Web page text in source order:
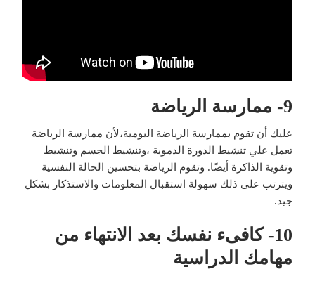
9- ممارسة الرياضة
عليك أن تقوم بممارسة الرياضة اليومية،لأن ممارسة الرياضة
تعمل علي تنشيط الدورة الدموية ،وتنشيط الجسم وتنشيط
وتقوية الذاكرة أيضًا. وتقوم الرياضة بتحسين الحالة النفسية
ويترتب على ذلك سهولة استقبال المعلومات والاستذكار بشكل
جيد.
10- كافىء نفسك بعد الانتهاء من
مهامك الدراسية